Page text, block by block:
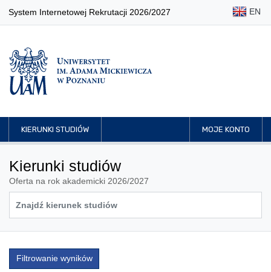
System Internetowej Rekrutacji 2026/2027 EN
KIERUNKI STUDIÓW MOJE KONTO
Kierunki studiów
Oferta na rok akademicki 2026/2027
Filtrowanie wyników